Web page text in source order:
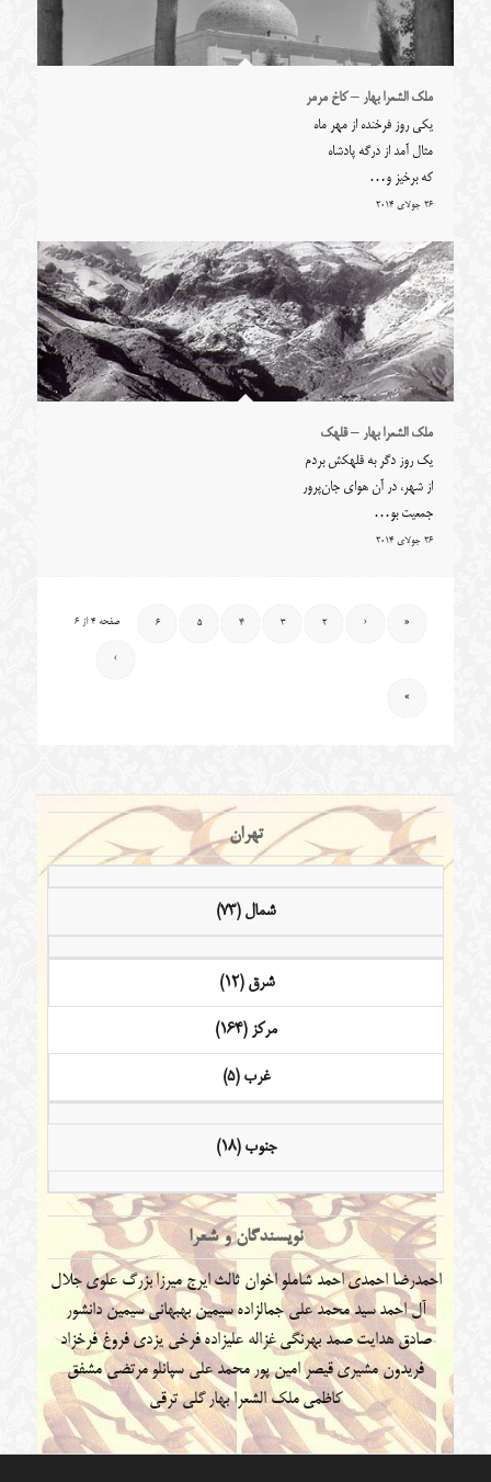
ملک الشعرا بهار – کاخ مرمر
یکی روز فرخنده از مهر ماه
مثال آمد از درگه پادشاه
که برخیز و…
26 جولای 2014
ملک الشعرا بهار – قلهک
یک روز دگر به قلهکش بردم
از شهر، در آن هوای جان‌پرور
جمعیت بو…
26 جولای 2014
صفحه 4 از 6 «
‹
2
3
4
5
6
›
»
تهران
شمال (73)
شرق (12)
مرکز (164)
غرب (5)
جنوب (18)
نویسندگان و شعرا
احمدرضا احمدیاحمد شاملو اخوان ثالثایرج میرزابزرگ علوی جلال
آل احمدسید محمد علی جمالزادهسیمین بهبهانیسیمین دانشور
صادق هدایتصمد بهرنگی غزاله علیزادهفرخی یزدی فروغ فرخزاد
فریدون مشیری قیصر امین پورمحمد علی سپانلومرتضی مشفق
کاظمی ملک الشعرا بهار گلی ترقی